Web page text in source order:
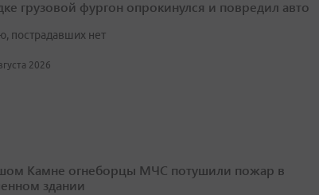
грузовой фургон опрокинулся и повредил авто
пострадавших нет
2026
Камне огнеборцы МЧС потушили пожар в
здании